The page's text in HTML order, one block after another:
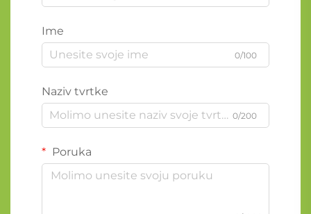
Ime
0/100
Naziv tvrtke
0/200
Poruka